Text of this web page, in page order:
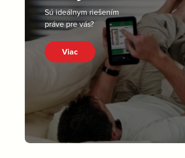
Sú ideálnym riešením
práve pre vás?
Viac